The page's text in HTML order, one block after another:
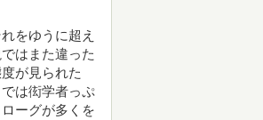
をゆうに超え
はまた違った
が見られた
は衒学者っぷ
ーグが多くを